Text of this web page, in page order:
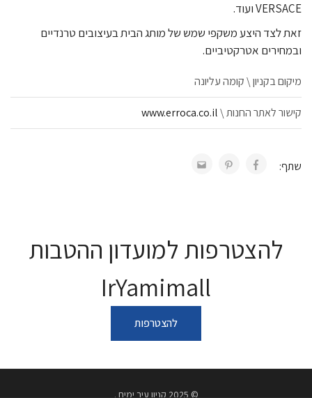
VERSACE ועוד.
זאת לצד היצע משקפי שמש של מותג הבית בעיצובים טרנדיים
ובמחירים אטרקטיביים.
מיקום בקניון \ קומה עליונה
קישור לאתר החנות \www.erroca.co.il
שתף:
להצטרפות למועדון ההטבות
IrYamimall
להצטרפות
© 2025 קניון עיר ימים .